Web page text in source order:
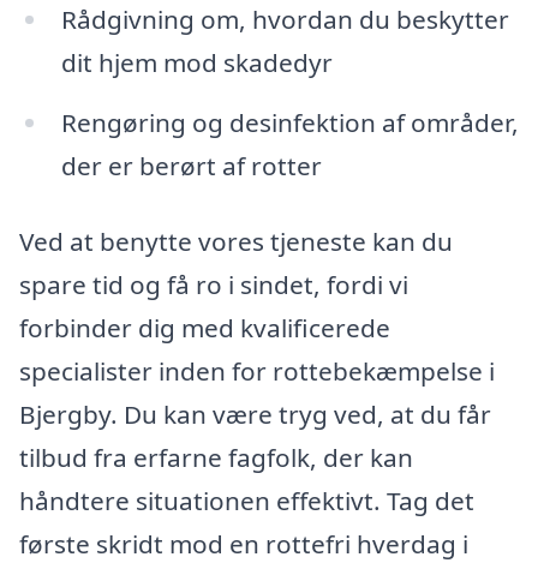
Rådgivning om, hvordan du beskytter
dit hjem mod skadedyr
Rengøring og desinfektion af områder,
der er berørt af rotter
Ved at benytte vores tjeneste kan du
spare tid og få ro i sindet, fordi vi
forbinder dig med kvalificerede
specialister inden for rottebekæmpelse i
Bjergby. Du kan være tryg ved, at du får
tilbud fra erfarne fagfolk, der kan
håndtere situationen effektivt. Tag det
første skridt mod en rottefri hverdag i